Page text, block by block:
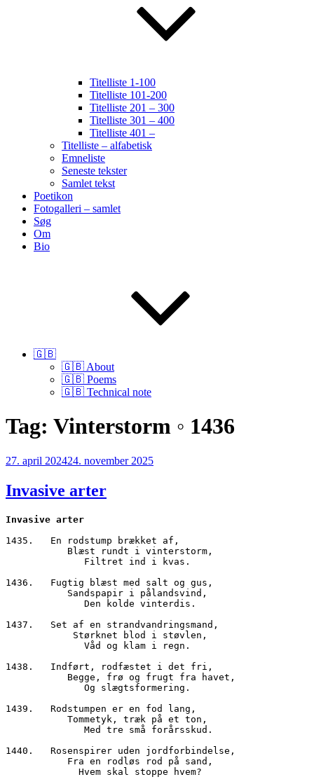
Titelliste 1-100
Titelliste 101-200
Titelliste 201 – 300
Titelliste 301 – 400
Titelliste 401 –
Titelliste – alfabetisk
Emneliste
Seneste tekster
Samlet tekst
Poetikon
Fotogalleri – samlet
Søg
Om
Bio
🇬🇧
🇬🇧 About
🇬🇧 Poems
🇬🇧 Technical note
Tag: Vinterstorm ◦ 1436
Udgivet
27. april 202424. november 2025
Invasive arter
Invasive arter
1435.	En rodstump brækket af,
           Blæst rundt i vinterstorm,
              Filtret ind i kvas.
1436.	Fugtig blæst med salt og gus,
           Sandspapir i pålandsvind,
              Den kolde vinterdis.
1437.	Set af en strandvandringsmand,
            Størknet blod i støvlen,
1438.	Indført, rodfæstet i det fri,
           Begge, frø og frugt fra havet,
              Og slægtsformering.
1439.	Rodstumpen er en fod lang,
           Tommetyk, træk på et ton,
              Med tre små forårsskud.
1440.	Rosenspirer uden jordforbindelse,
           Fra en rodløs rod på sand,
             Hvem skal stoppe hvem?